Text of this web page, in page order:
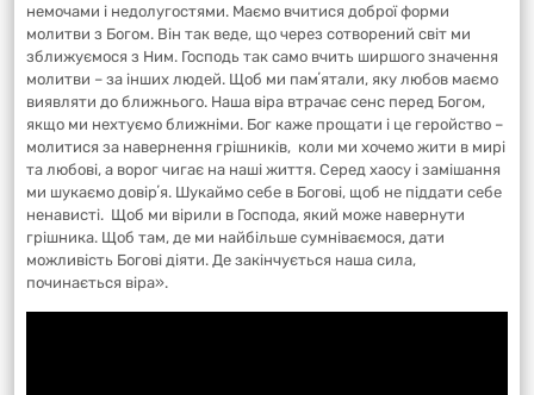
немочами і недолугостями. Маємо вчитися доброї форми
молитви з Богом. Він так веде, що через сотворений світ ми
зближуємося з Ним. Господь так само вчить ширшого значення
молитви – за інших людей. Щоб ми памʼятали, яку любов маємо
виявляти до ближнього. Наша віра втрачає сенс перед Богом,
якщо ми нехтуємо ближніми. Бог каже прощати і це геройство –
молитися за навернення грішників, коли ми хочемо жити в мирі
та любові, а ворог чигає на наші життя. Серед хаосу і замішання
ми шукаємо довірʼя. Шукаймо себе в Богові, щоб не піддати себе
ненависті. Щоб ми вірили в Господа, який може навернути
грішника. Щоб там, де ми найбільше сумніваємося, дати
можливість Богові діяти. Де закінчується наша сила,
починається віра».